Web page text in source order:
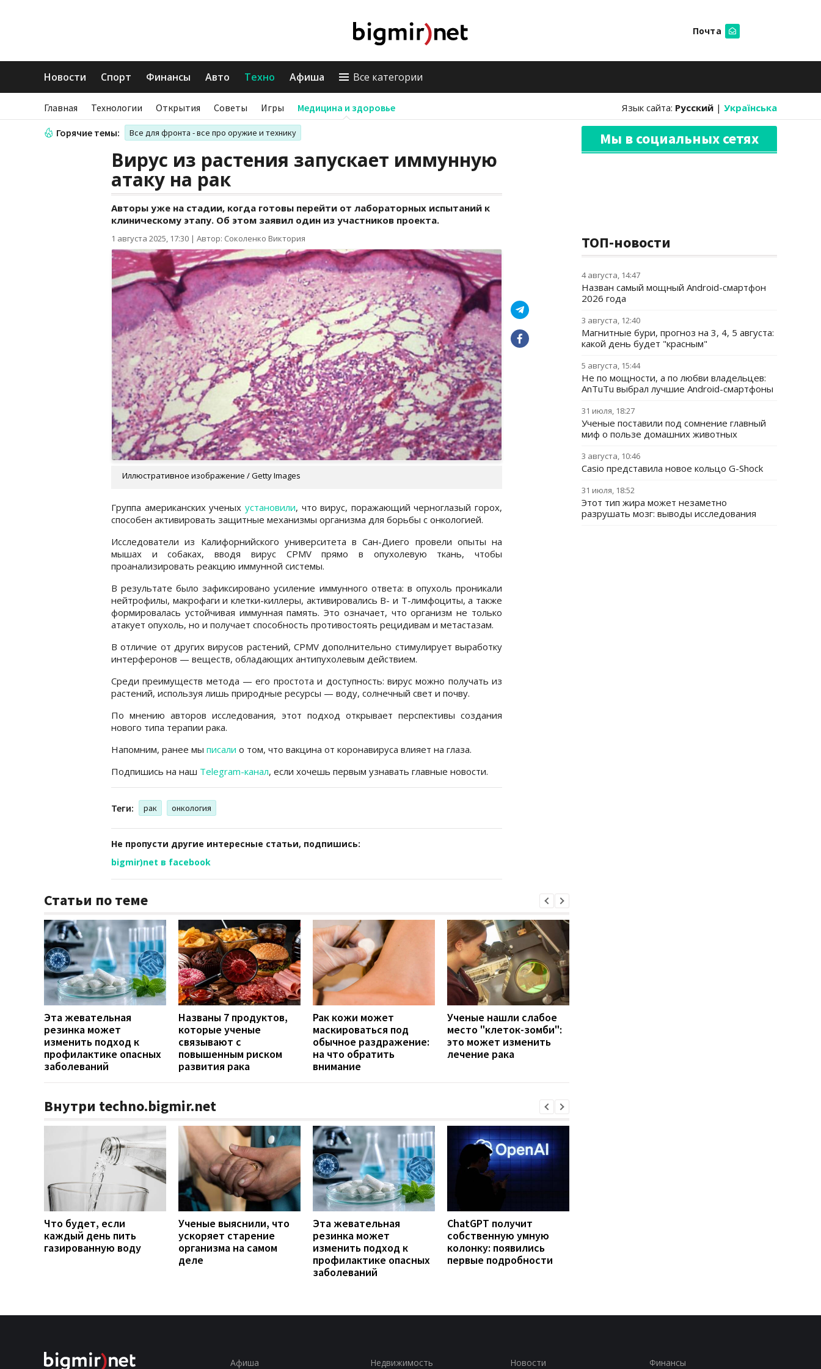
Почта
Новости Спорт Финансы Авто Техно Афиша Все категории
Главная Технологии Открытия Советы Игры Медицина и здоровье Язык сайта: Русский | Українська
Горячие темы: Все для фронта - все про оружие и технику
Вирус из растения запускает иммунную
атаку на рак
Авторы уже на стадии, когда готовы перейти от лабораторных испытаний к
клиническому этапу. Об этом заявил один из участников проекта.
1 августа 2025, 17:30 | Автор: Соколенко Виктория
Иллюстративное изображение / Getty Images
Группа американских ученых установили, что вирус, поражающий черноглазый горох,
способен активировать защитные механизмы организма для борьбы с онкологией.
Исследователи из Калифорнийского университета в Сан-Диего провели опыты на
мышах и собаках, вводя вирус CPMV прямо в опухолевую ткань, чтобы
проанализировать реакцию иммунной системы.
В результате было зафиксировано усиление иммунного ответа: в опухоль проникали
нейтрофилы, макрофаги и клетки-киллеры, активировались В- и Т-лимфоциты, а также
формировалась устойчивая иммунная память. Это означает, что организм не только
атакует опухоль, но и получает способность противостоять рецидивам и метастазам.
В отличие от других вирусов растений, CPMV дополнительно стимулирует выработку
интерферонов — веществ, обладающих антипухолевым действием.
Среди преимуществ метода — его простота и доступность: вирус можно получать из
растений, используя лишь природные ресурсы — воду, солнечный свет и почву.
По мнению авторов исследования, этот подход открывает перспективы создания
нового типа терапии рака.
Напомним, ранее мы писали о том, что вакцина от коронавируса влияет на глаза.
Подпишись на наш Telegram-канал, если хочешь первым узнавать главные новости.
Теги: рак онкология
Не пропусти другие интересные статьи, подпишись:
bigmir)net в facebook
Статьи по теме
Эта жевательная
резинка может
изменить подход к
профилактике опасных
заболеваний
Названы 7 продуктов,
которые ученые
связывают с
повышенным риском
развития рака
Рак кожи может
маскироваться под
обычное раздражение:
на что обратить
внимание
Ученые нашли слабое
место "клеток-зомби":
это может изменить
лечение рака
Внутри techno.bigmir.net
Что будет, если
каждый день пить
газированную воду
Ученые выяснили, что
ускоряет старение
организма на самом
деле
Эта жевательная
резинка может
изменить подход к
профилактике опасных
заболеваний
ChatGPT получит
собственную умную
колонку: появились
первые подробности
Мы в социальных сетях
ТОП-новости
4 августа, 14:47
Назван самый мощный Android-смартфон
2026 года
3 августа, 12:40
Магнитные бури, прогноз на 3, 4, 5 августа:
какой день будет "красным"
5 августа, 15:44
Не по мощности, а по любви владельцев:
AnTuTu выбрал лучшие Android-смартфоны
31 июля, 18:27
Ученые поставили под сомнение главный
миф о пользе домашних животных
3 августа, 10:46
Casio представила новое кольцо G-Shock
31 июля, 18:52
Этот тип жира может незаметно
разрушать мозг: выводы исследования
Афиша Недвижимость Новости Финансы